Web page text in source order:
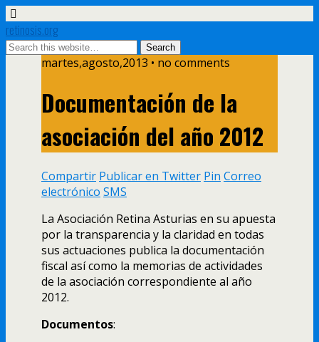
retinosis.org
martes,agosto,2013 • no comments
Documentación de la
asociación del año 2012
Compartir Publicar en Twitter Pin Correo
electrónico SMS
La Asociación Retina Asturias en su apuesta
por la transparencia y la claridad en todas
sus actuaciones publica la documentación
fiscal así como la memorias de actividades
de la asociación correspondiente al año
2012.
Documentos: